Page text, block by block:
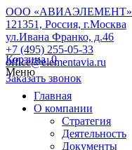
ООО «АВИАЭЛЕМЕНТ»
121351, Россия, г.Москва
ул.Ивана Франко, д.46
+7 (495) 255-05-33
office@elementavia.ru
Заказать звонок
Корзина0
Меню
Главная
О компании
Стратегия
Деятельность
Документы